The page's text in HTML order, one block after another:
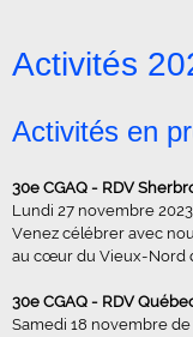
Activités
Activités en
30e CGAQ - RDV
Lundi 27 novembre
Venez célébrer avec
au cœur du Vieux-Nord
30e CGAQ - RDV
Samedi 18 novembre de